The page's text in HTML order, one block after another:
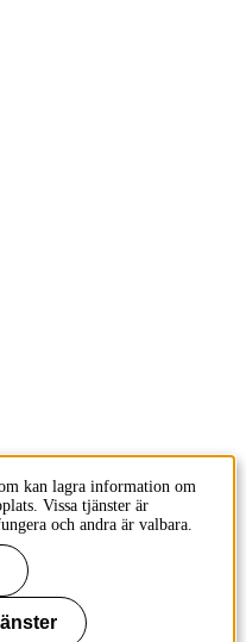
kan lagra information om
Vissa tjänster är
och andra är valbara.